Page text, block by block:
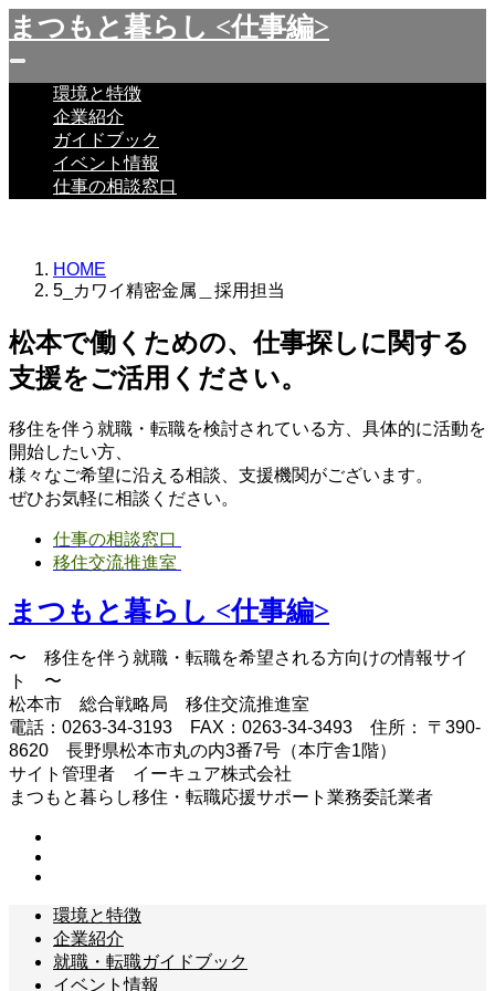
まつもと暮らし <仕事編>
環境と特徴
企業紹介
ガイドブック
イベント情報
仕事の相談窓口
HOME
5_カワイ精密金属＿採用担当
松本で働くための、仕事探しに関する
支援をご活用ください。
移住を伴う就職・転職を検討されている方、具体的に活動を
開始したい方、
様々なご希望に沿える相談、支援機関がございます。
ぜひお気軽に相談ください。
仕事の相談窓口
移住交流推進室
まつもと暮らし <仕事編>
〜 移住を伴う就職・転職を希望される方向けの情報サイ
ト 〜
松本市 総合戦略局 移住交流推進室
電話：0263-34-3193 FAX：0263-34-3493 住所： 〒390-
8620 長野県松本市丸の内3番7号（本庁舎1階）
サイト管理者 イーキュア株式会社
まつもと暮らし移住・転職応援サポート業務委託業者
環境と特徴
企業紹介
就職・転職ガイドブック
イベント情報